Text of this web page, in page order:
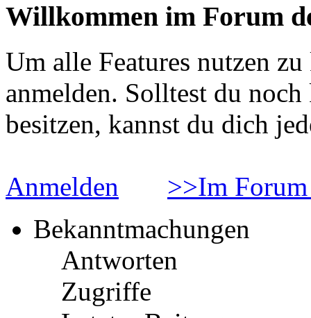
Willkommen im Forum
Um alle Features nutzen
anmelden. Solltest du
besitzen, kannst du dich
Anmelden
>>Im
Bekanntmachungen
Antworten
Zugriffe